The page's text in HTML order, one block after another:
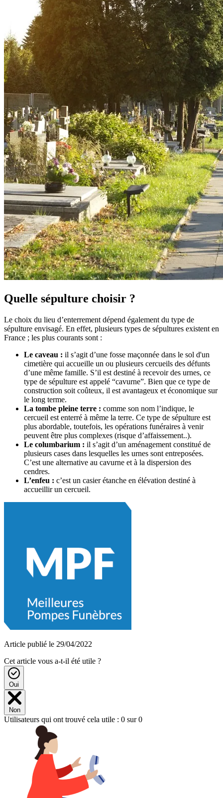
Quelle sépulture choisir ?
Le choix du lieu d’enterrement dépend également du type de
sépulture envisagé. En effet, plusieurs types de sépultures existent en
France ; les plus courants sont :
Le caveau : il s’agit d’une fosse maçonnée dans le sol d'un
cimetière qui accueille un ou plusieurs cercueils des défunts
d’une même famille. S’il est destiné à recevoir des urnes, ce
type de sépulture est appelé “cavurne”. Bien que ce type de
construction soit coûteux, il est avantageux et économique sur
le long terme.
La tombe pleine terre : comme son nom l’indique, le
cercueil est enterré à même la terre. Ce type de sépulture est
plus abordable, toutefois, les opérations funéraires à venir
peuvent être plus complexes (risque d’affaissement..).
Le columbarium : il s’agit d’un aménagement constitué de
plusieurs cases dans lesquelles les urnes sont entreposées.
C’est une alternative au cavurne et à la dispersion des
cendres.
L’enfeu : c’est un casier étanche en élévation destiné à
accueillir un cercueil.
Article publié le 29/04/2022
Cet article vous a-t-il été utile ?
Oui
Non
Utilisateurs qui ont trouvé cela utile : 0 sur 0